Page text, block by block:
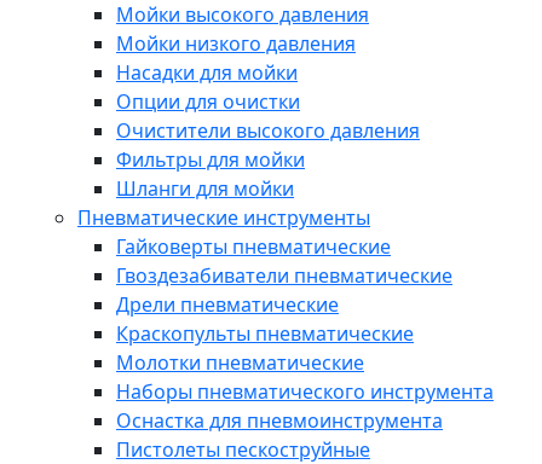
Мойки высокого давления
Мойки низкого давления
Насадки для мойки
Опции для очистки
Очистители высокого давления
Фильтры для мойки
Шланги для мойки
Пневматические инструменты
Гайковерты пневматические
Гвоздезабиватели пневматические
Дрели пневматические
Краскопульты пневматические
Молотки пневматические
Наборы пневматического инструмента
Оснастка для пневмоинструмента
Пистолеты пескоструйные